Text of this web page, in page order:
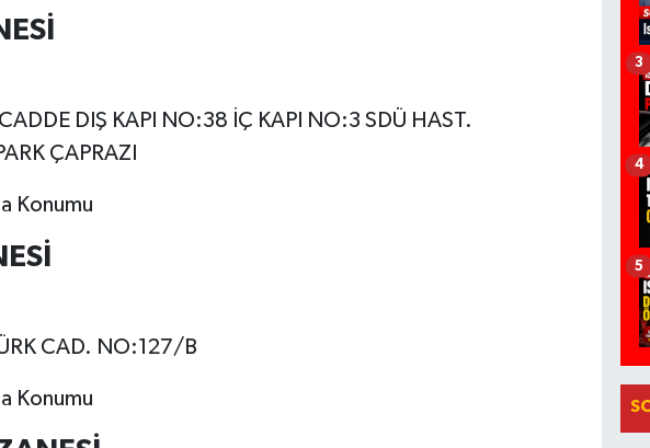
DIŞ KAPI NO:38 İÇ KAPI NO:3 SDÜ HAST.
ÇAPRAZI
Konumu
CAD. NO:127/B
Konumu
3
4
5